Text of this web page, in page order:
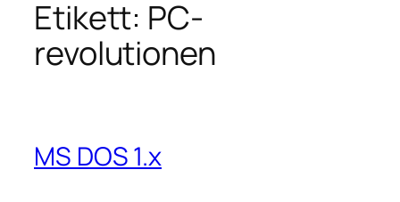
Etikett: PC-
revolutionen
MS DOS 1.x